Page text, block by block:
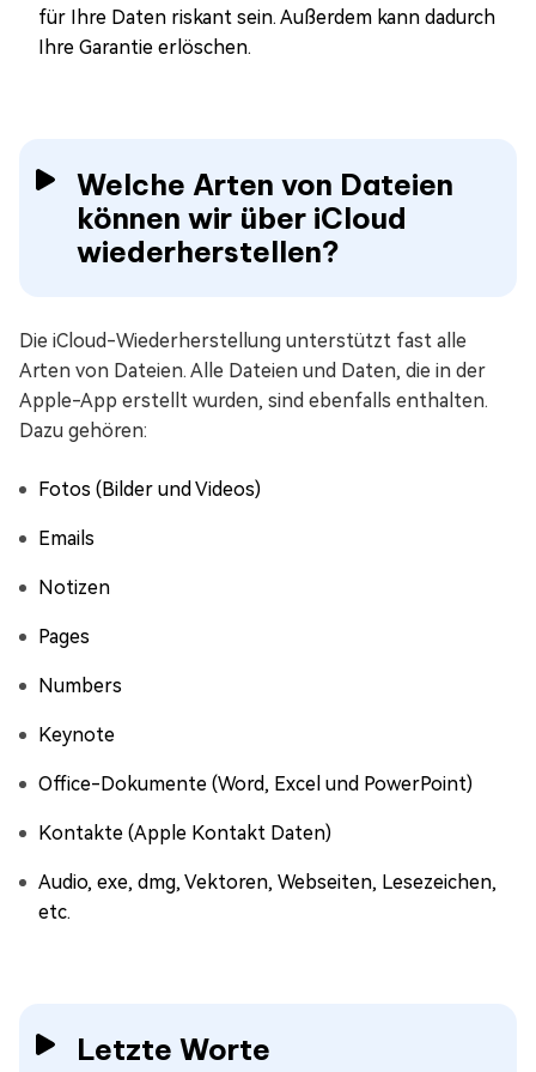
für Ihre Daten riskant sein. Außerdem kann dadurch
Ihre Garantie erlöschen.
Welche Arten von Dateien
können wir über iCloud
wiederherstellen?
Die iCloud-Wiederherstellung unterstützt fast alle
Arten von Dateien. Alle Dateien und Daten, die in der
Apple-App erstellt wurden, sind ebenfalls enthalten.
Dazu gehören:
Fotos (Bilder und Videos)
Emails
Notizen
Pages
Numbers
Keynote
Office-Dokumente (Word, Excel und PowerPoint)
Kontakte (Apple Kontakt Daten)
Audio, exe, dmg, Vektoren, Webseiten, Lesezeichen,
etc.
Letzte Worte